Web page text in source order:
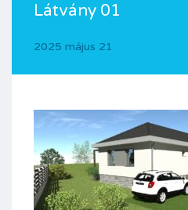
Látvány 01
2025 május 21